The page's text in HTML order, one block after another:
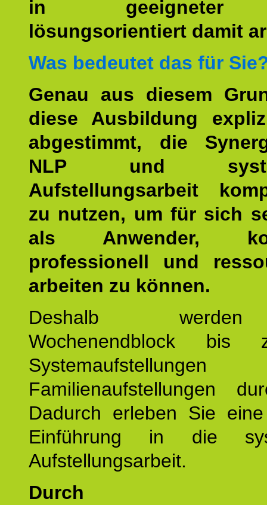
in geeigneter
lösungsorientiert damit
Was bedeutet das für
Genau aus diesem
diese Ausbildung
abgestimmt, die
NLP und
Aufstellungsarbeit
zu nutzen, um für sich
als Anwender,
professionell und
arbeiten zu können.
Deshalb
Wochenendblock bis
Familienaufstellungen
Dadurch erleben Sie
Einführung in die
Aufstellungsarbeit.
Durch